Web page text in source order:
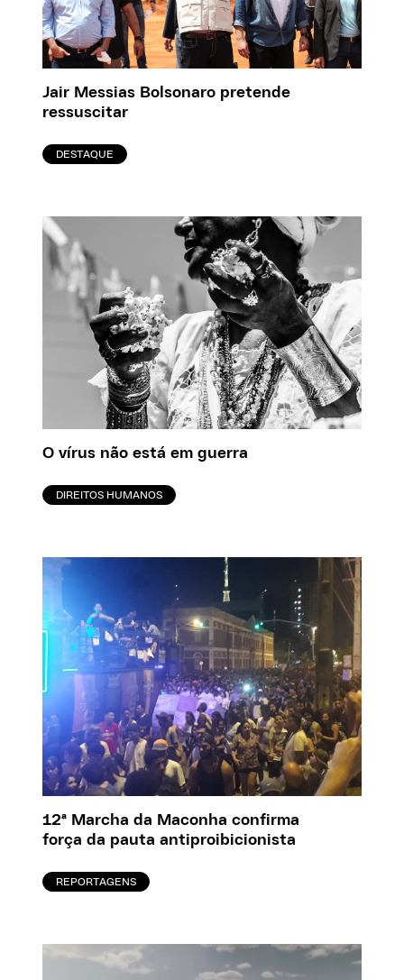
Jair Messias Bolsonaro pretende
ressuscitar
DESTAQUE
O vírus não está em guerra
DIREITOS HUMANOS
12ª Marcha da Maconha confirma
força da pauta antiproibicionista
REPORTAGENS